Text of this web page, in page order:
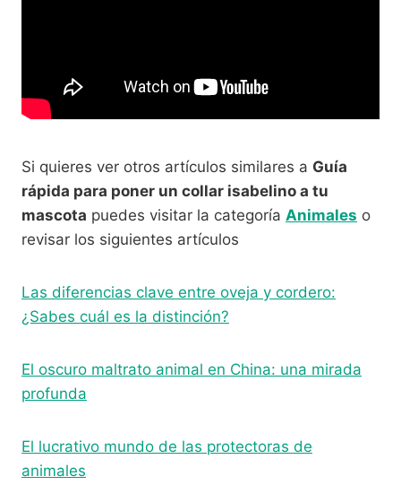
Si quieres ver otros artículos similares a Guía
rápida para poner un collar isabelino a tu
mascota puedes visitar la categoría Animales o
revisar los siguientes artículos
Las diferencias clave entre oveja y cordero:
¿Sabes cuál es la distinción?
El oscuro maltrato animal en China: una mirada
profunda
El lucrativo mundo de las protectoras de
animales